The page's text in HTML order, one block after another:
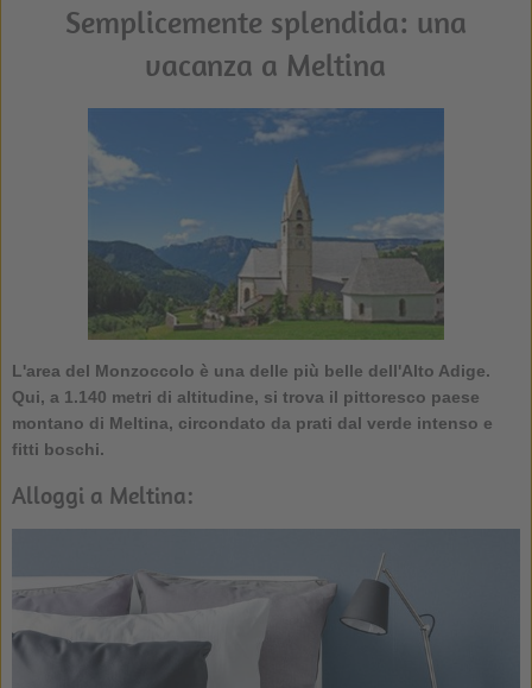
Semplicemente splendida: una
vacanza a Meltina
L'area del Monzoccolo è una delle più belle dell'Alto Adige.
Qui, a 1.140 metri di altitudine, si trova il pittoresco paese
montano di Meltina, circondato da prati dal verde intenso e
fitti boschi.
Alloggi a Meltina: